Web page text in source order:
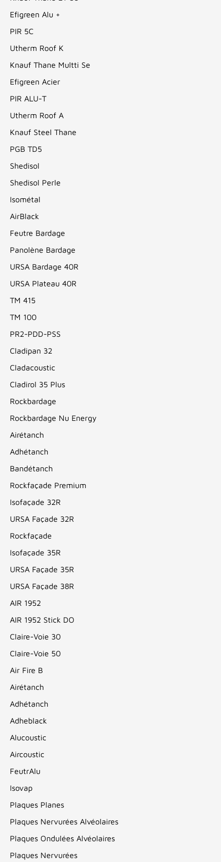
Efigreen Alu +
PIR 5C
Utherm Roof K
Knauf Thane Multti Se
Efigreen Acier
PIR ALU-T
Utherm Roof A
Knauf Steel Thane
PGB TD5
Shedisol
Shedisol Perle
Isométal
AirBlack
Feutre Bardage
Panolène Bardage
URSA Bardage 40R
URSA Plateau 40R
TM 415
TM 100
PR2-PDD-PSS
Cladipan 32
Cladacoustic
Cladirol 35 Plus
Rockbardage
Rockbardage Nu Energy
Airétanch
Adhétanch
Bandétanch
Rockfaçade Premium
Isofaçade 32R
URSA Façade 32R
Rockfaçade
Isofaçade 35R
URSA Façade 35R
URSA Façade 38R
AIR 1952
AIR 1952 Stick DO
Claire-Voie 30
Claire-Voie 50
Air Fire B
Airétanch
Adhétanch
Adheblack
Alucoustic
Aircoustic
FeutrAlu
Isovap
Plaques Planes
Plaques Nervurées Alvéolaires
Plaques Ondulées Alvéolaires
Plaques Nervurées